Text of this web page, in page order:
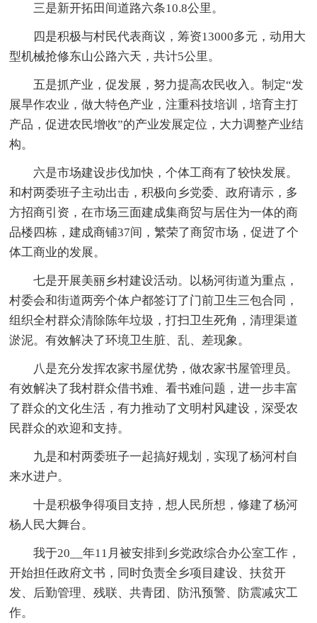
三是新开拓田间道路六条10.8公里。
四是积极与村民代表商议，筹资13000多元，动用大
型机械抢修东山公路六天，共计5公里。
五是抓产业，促发展，努力提高农民收入。制定“发
展旱作农业，做大特色产业，注重科技培训，培育主打
产品，促进农民增收”的产业发展定位，大力调整产业结
构。
六是市场建设步伐加快，个体工商有了较快发展。
和村两委班子主动出击，积极向乡党委、政府请示，多
方招商引资，在市场三面建成集商贸与居住为一体的商
品楼四栋，建成商铺37间，繁荣了商贸市场，促进了个
体工商业的发展。
七是开展美丽乡村建设活动。以杨河街道为重点，
村委会和街道两旁个体户都签订了门前卫生三包合同，
组织全村群众清除陈年垃圾，打扫卫生死角，清理渠道
淤泥。有效解决了环境卫生脏、乱、差现象。
八是充分发挥农家书屋优势，做农家书屋管理员。
有效解决了我村群众借书难、看书难问题，进一步丰富
了群众的文化生活，有力推动了文明村风建设，深受农
民群众的欢迎和支持。
九是和村两委班子一起搞好规划，实现了杨河村自
来水进户。
十是积极争得项目支持，想人民所想，修建了杨河
杨人民大舞台。
我于20__年11月被安排到乡党政综合办公室工作，
开始担任政府文书，同时负责全乡项目建设、扶贫开
发、后勤管理、残联、共青团、防汛预警、防震减灾工
作。